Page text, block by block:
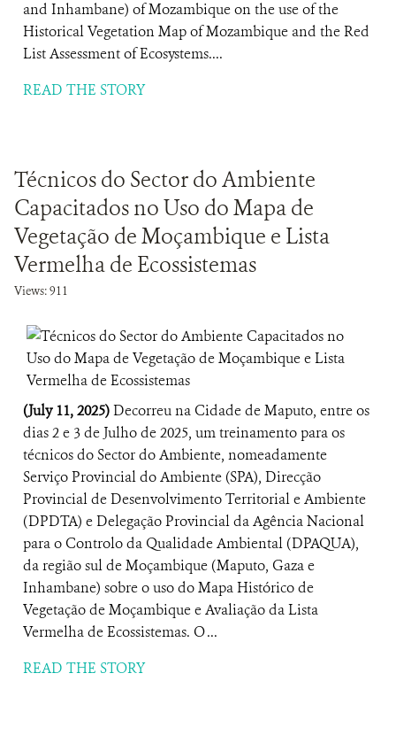
and Inhambane) of Mozambique on the use of the
Historical Vegetation Map of Mozambique and the Red
List Assessment of Ecosystems....
READ THE STORY
Técnicos do Sector do Ambiente
Capacitados no Uso do Mapa de
Vegetação de Moçambique e Lista
Vermelha de Ecossistemas
Views: 911
(July 11, 2025)Decorreu na Cidade de Maputo, entre os
dias 2 e 3 de Julho de 2025, um treinamento para os
técnicos do Sector do Ambiente, nomeadamente
Serviço Provincial do Ambiente (SPA), Direcção
Provincial de Desenvolvimento Territorial e Ambiente
(DPDTA) e Delegação Provincial da Agência Nacional
para o Controlo da Qualidade Ambiental (DPAQUA),
da região sul de Moçambique (Maputo, Gaza e
Inhambane) sobre o uso do Mapa Histórico de
Vegetação de Moçambique e Avaliação da Lista
Vermelha de Ecossistemas. O ...
READ THE STORY